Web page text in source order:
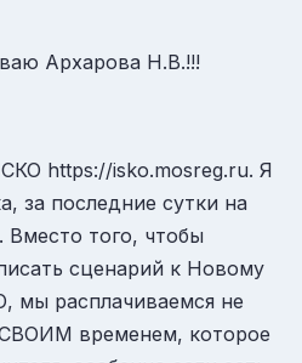
Архарова Н.В.!!!
https://isko.mosreg.ru. Я
за последние сутки на
Вместо того, чтобы
сценарий к Новому
мы расплачиваемся не
временем, которое